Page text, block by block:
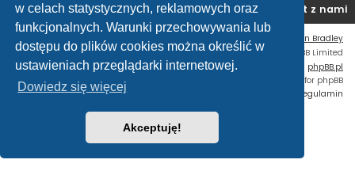
w celach statystycznych, reklamowych oraz
funkcjonalnych. Warunki przechowywania lub
dostępu do plików cookies można określić w
ustawieniach przeglądarki internetowej.
Dowiedz się więcej
Akceptuję!
Kontakt z nami
Flat Style by
Ian Bradley
Technologię dostarczaphpBB® Forum Software © phpBB Limited
Polski pakiet językowy dostarcza phpBB.pl
extension for phpBB
Regulamin